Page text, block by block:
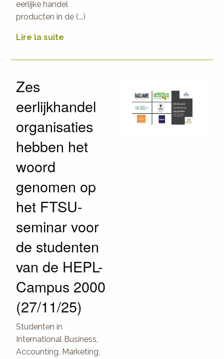
eerlijke handel
producten in de (...)
Lire la suite
Zes
eerlijkhandel
organisaties
hebben het
woord
genomen op
het FTSU-
seminar voor
de studenten
van de HEPL-
Campus 2000
(27/11/25)
Studenten in
International Business,
Accounting, Marketing,